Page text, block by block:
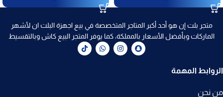
متجر بلت إن هو أحد أكبر المتاجر المتخصصة في بيع اجهزة البلت ان لأشهر
الماركات وبأفضل الأسعار بالمملكة، كما يوفر المتجر البيع كاش وبالتقسيط
الروابط المهمة
من نحن